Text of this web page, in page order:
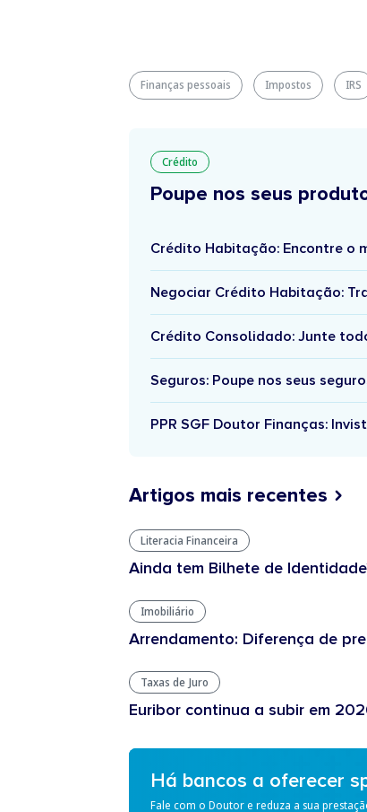
Finanças pessoais Impostos IRS
Crédito
Poupe nos seus
Crédito Habitação: Encontre o
Negociar Crédito Habitação:
Crédito Consolidado: Junte
Seguros: Poupe nos seus
PPR SGF Doutor Finanças:
Artigos mais recentes
Literacia Financeira
Ainda tem Bilhete de
Imobiliário
Arrendamento: Diferença de
Taxas de Juro
Euribor continua a subir em
Há bancos a oferecer
Fale com o Doutor e reduza a sua